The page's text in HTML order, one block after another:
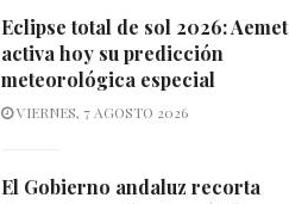
Eclipse total de sol 2026: Aemet
activa hoy su predicción
meteorológica especial
VIERNES, 7 AGOSTO 2026
El Gobierno andaluz recorta